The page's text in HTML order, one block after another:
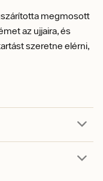
megmosott
az ujjaira, és
szeretne elérni,